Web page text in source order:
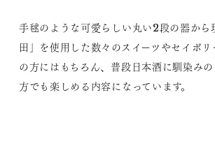
手毬のような可愛らしい丸い2段の器から
田」を使用した数々のスイーツやセイボ
の方にはもちろん、普段日本酒に馴染み
方でも楽しめる内容になっています。